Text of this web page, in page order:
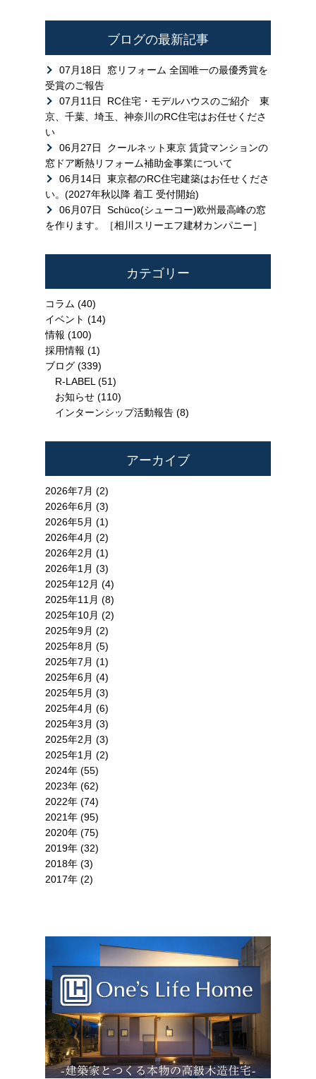
ブログの最新記事
07月18日
窓リフォーム 全国唯一の最優秀賞を
受賞のご報告
07月11日
RC住宅・モデルハウスのご紹介 東
京、千葉、埼玉、神奈川のRC住宅はお任せくださ
い
06月27日
クールネット東京 賃貸マンションの
窓ドア断熱リフォーム補助金事業について
06月14日
東京都のRC住宅建築はお任せくださ
い。(2027年秋以降 着工 受付開始)
06月07日
Schüco(シューコー)欧州最高峰の窓
を作ります。［相川スリーエフ建材カンパニー］
カテゴリー
コラム (40)
イベント (14)
情報 (100)
採用情報 (1)
ブログ (339)
R-LABEL (51)
お知らせ (110)
インターンシップ活動報告 (8)
アーカイブ
2026年7月 (2)
2026年6月 (3)
2026年5月 (1)
2026年4月 (2)
2026年2月 (1)
2026年1月 (3)
2025年12月 (4)
2025年11月 (8)
2025年10月 (2)
2025年9月 (2)
2025年8月 (5)
2025年7月 (1)
2025年6月 (4)
2025年5月 (3)
2025年4月 (6)
2025年3月 (3)
2025年2月 (3)
2025年1月 (2)
2024年 (55)
2023年 (62)
2022年 (74)
2021年 (95)
2020年 (75)
2019年 (32)
2018年 (3)
2017年 (2)